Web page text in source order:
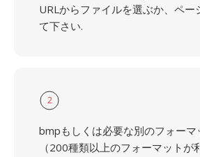
URLからファイルを選ぶか、ペー
て下さい.
2
bmpもしくは必要な別のフォーマ
（200種類以上のフォーマットが